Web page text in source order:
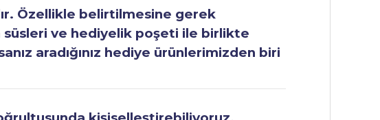
Özellikle belirtilmesine gerek
ve hediyelik poşeti ile birlikte
aradığınız hediye ürünlerimizden biri